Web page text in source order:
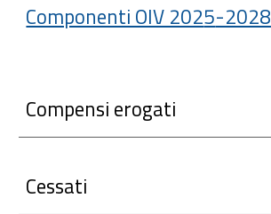
Componenti OIV 2025-2028
Compensi erogati
Cessati